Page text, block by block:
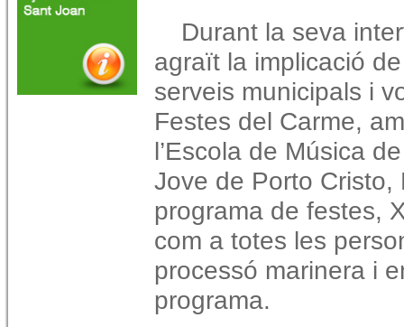
Durant la seva
agraït la implicació
serveis municipals i
Festes del Carme,
l’Escola de Música
Jove de Porto Cristo,
programa de festes,
com a totes les
processó marinera i
programa.